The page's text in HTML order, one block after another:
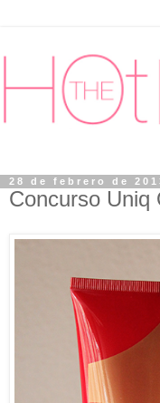
28 de febrero de
Concurso Uniq